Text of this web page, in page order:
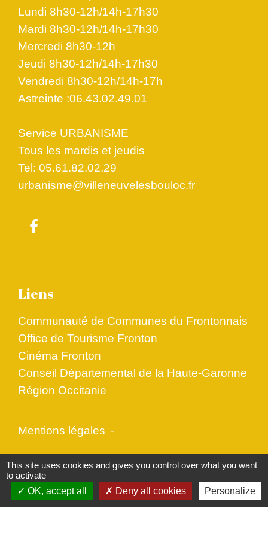
Lundi 8h30-12h/14h-17h30
Mardi 8h30-12h/14h-17h30
Mercredi 8h30-12h
Jeudi 8h30-12h/14h-17h30
Vendredi 8h30-12h/14h-17h
Astreinte :06.43.02.49.01
Service URBANISME
Tous les mardis et jeudis
Tel: 05.61.82.02.29
urbanisme@villeneuvelesbouloc.fr
Liens
Communauté de Communes du Frontonnais
Office de Tourisme Fronton
Cinéma Fronton
Conseil Départemental de la Haute-Garonne
Région Occitanie
Mentions légales -
Politique de confidentialité - Accessibilité -
Plan du site - Gestion des cookies
This site uses cookies and gives you control over what you want
to activate
OK, accept all
Deny all cookies Personalize